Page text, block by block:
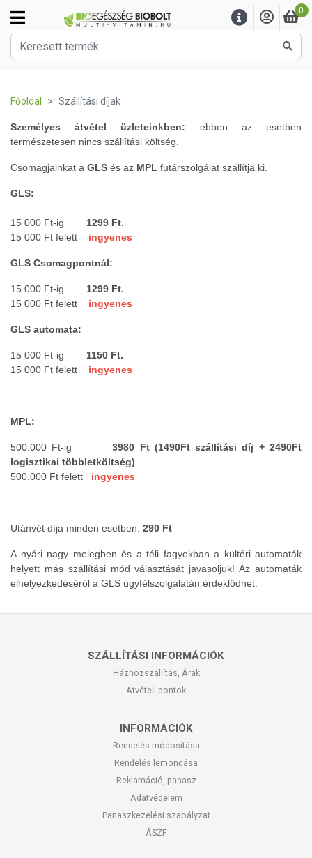
0
Főoldal Szállítási díjak
Személyes átvétel üzleteinkben: ebben az esetben
természetesen nincs szállítási költség.
Csomagjainkat a GLS és az MPL futárszolgálat szállítja ki.
GLS:
15 000 Ft-ig 1299 Ft.
15 000 Ft felett ingyenes
GLS Csomagpontnál:
15 000 Ft-ig 1299 Ft.
15 000 Ft felett ingyenes
GLS automata:
15 000 Ft-ig 1150 Ft.
15 000 Ft felett ingyenes
MPL:
500.000 Ft-ig3980 Ft (1490Ft szállítási díj + 2490Ft
logisztikai többletköltség)
500.000 Ft felett ingyenes
Utánvét díja minden esetben: 290 Ft
A nyári nagy melegben és a téli fagyokban a kültéri automaták
helyett más szállítási mód választását javasoljuk! Az automaták
elhelyezkedéséről a GLS ügyfélszolgálatán érdeklődhet.
SZÁLLÍTÁSI INFORMÁCIÓK
Házhozszállítás, Árak
Átvételi pontok
INFORMÁCIÓK
Rendelés módosítása
Rendelés lemondása
Reklamáció, panasz
Adatvédelem
Panaszkezelési szabályzat
ÁSZF